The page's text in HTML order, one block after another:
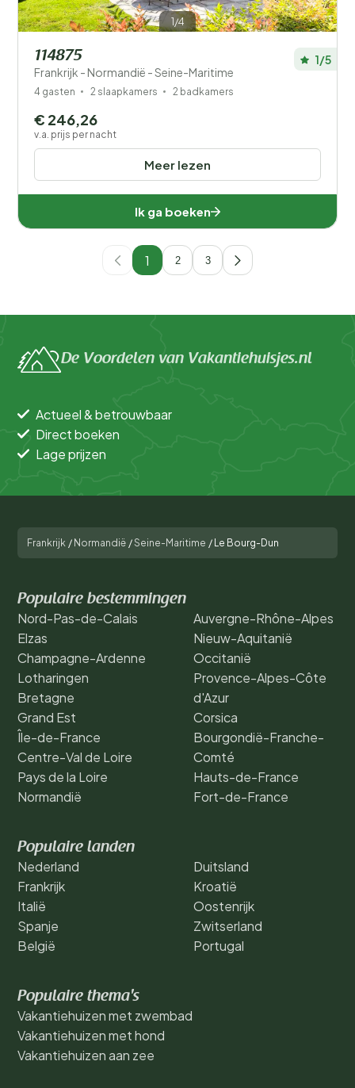
1/4
114875
Frankrijk - Normandië - Seine-Maritime
1/5
4 gasten 2 slaapkamers 2 badkamers
Meer lezen
€ 246,26
v.a. prijs per nacht
Ik ga boeken
1 2 3
De Voordelen van Vakantiehuisjes.nl
Actueel & betrouwbaar
Direct boeken
Lage prijzen
Frankrijk / Normandië /Seine-Maritime / Le Bourg-Dun
Populaire bestemmingen
Nord-Pas-de-Calais
Elzas
Champagne-Ardenne
Lotharingen
Bretagne
Grand Est
Île-de-France
Centre-Val de Loire
Pays de la Loire
Normandië
Auvergne-Rhône-Alpes
Nieuw-Aquitanië
Occitanië
Provence-Alpes-Côte
d'Azur
Corsica
Bourgondië-Franche-
Comté
Hauts-de-France
Fort-de-France
Populaire landen
Nederland
Frankrijk
Italië
Spanje
België
Duitsland
Kroatië
Oostenrijk
Zwitserland
Portugal
Populaire thema's
Vakantiehuizen met zwembad
Vakantiehuizen met hond
Vakantiehuizen aan zee